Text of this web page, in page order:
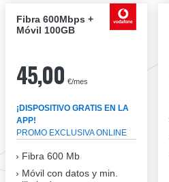
Fibra 600Mbps +
Móvil 100GB
45,00 €/mes
¡DISPOSITIVO GRATIS EN LA
APP!
PROMO EXCLUSIVA ONLINE
Fibra 600 Mb
Móvil con datos y min.